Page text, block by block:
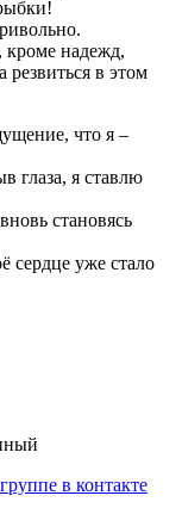
кроме надежд,
резвиться в этом
что я –
глаза, я ставлю
становясь
сердце уже стало
группе в контакте